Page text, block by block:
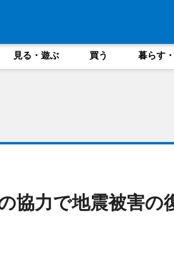
見る・遊ぶ 買う 暮らす
協力で地震被害